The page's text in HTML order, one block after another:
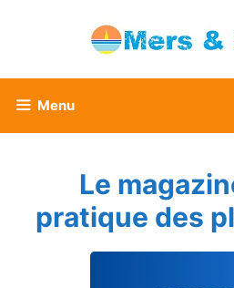
Menu
Le
pratique des